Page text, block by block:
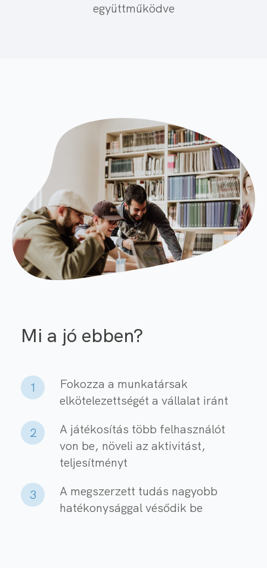
együttműködve
Mi a jó ebben?
1
Fokozza a munkatársak
elkötelezettségét a vállalat iránt
2
A játékosítás több felhasználót
von be, növeli az aktivitást,
teljesítményt
3
A megszerzett tudás nagyobb
hatékonysággal vésődik be